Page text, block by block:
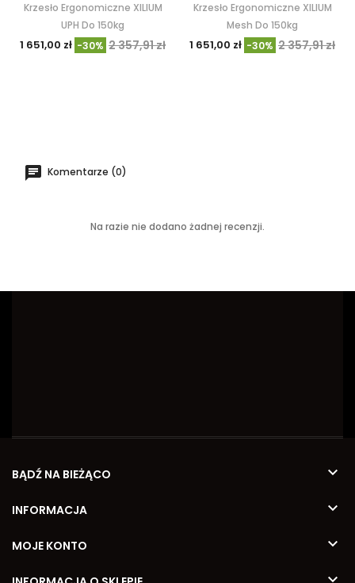
Krzesło Ergonomiczne XILIUM
UPH Do 150kg
1 651,00 zł -30% 2 357,91 zł
Krzesło Ergonomiczne XILIUM
Mesh Do 150kg
1 651,00 zł -30% 2 357,91 zł
Komentarze (0)
Na razie nie dodano żadnej recenzji.
BĄDŹ NA BIEŻĄCO 
INFORMACJA 
MOJE KONTO 